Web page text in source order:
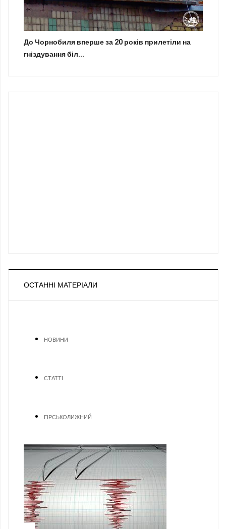
До Чорнобиля вперше за 20 років прилетіли на
гніздування біл...
ОСТАННІ МАТЕРІАЛИ
НОВИНИ
СТАТТІ
ГІРСЬКОЛИЖНИЙ